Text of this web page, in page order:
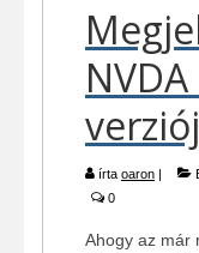
írta oaron
0
Ahogy az már